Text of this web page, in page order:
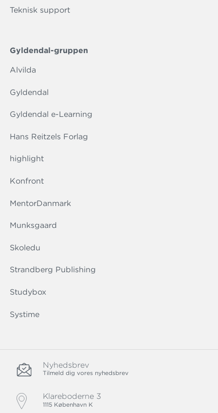
Teknisk support
Gyldendal-gruppen
Alvilda
Gyldendal
Gyldendal e-Learning
Hans Reitzels Forlag
highlight
Konfront
MentorDanmark
Munksgaard
Skoledu
Strandberg Publishing
Studybox
Systime
Nyhedsbrev
Tilmeld dig vores nyhedsbrev
Klareboderne 3
1115 København K